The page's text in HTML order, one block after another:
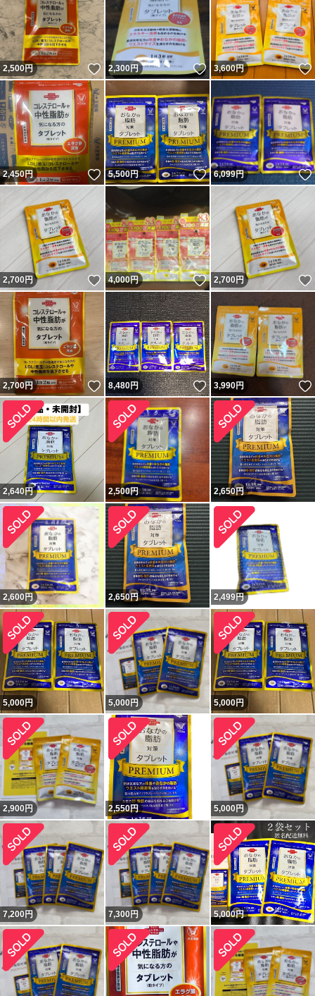
2,500円 いいね！
2,300円 いいね！
3,600円
2,450円 いいね！
5,500円 いいね！
6,099円
2,700円 いいね！
4,000円 いいね！
2,700円
2,700円 いいね！
8,480円 いいね！
3,990円
2,640円 2,500円 2,650円
2,600円 2,650円 2,499円
5,000円 5,000円 5,000円
2,900円 2,550円 5,000円
7,200円 7,300円 5,000円